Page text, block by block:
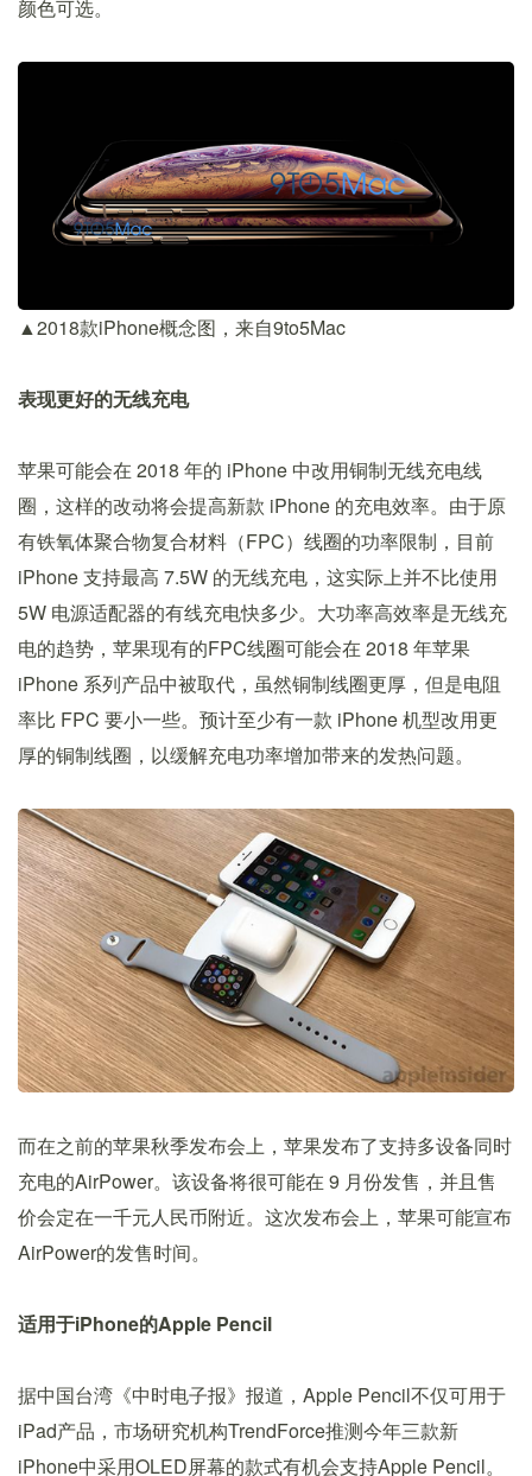
颜色可选。
▲2018款iPhone概念图，来自9to5Mac
表现更好的无线充电
苹果可能会在 2018 年的 iPhone 中改用铜制无线充电线
圈，这样的改动将会提高新款 iPhone 的充电效率。由于原
有铁氧体聚合物复合材料（FPC）线圈的功率限制，目前
iPhone 支持最高 7.5W 的无线充电，这实际上并不比使用
5W 电源适配器的有线充电快多少。大功率高效率是无线充
电的趋势，苹果现有的FPC线圈可能会在 2018 年苹果
iPhone 系列产品中被取代，虽然铜制线圈更厚，但是电阻
率比 FPC 要小一些。预计至少有一款 iPhone 机型改用更
厚的铜制线圈，以缓解充电功率增加带来的发热问题。
而在之前的苹果秋季发布会上，苹果发布了支持多设备同时
充电的AirPower。该设备将很可能在 9 月份发售，并且售
价会定在一千元人民币附近。这次发布会上，苹果可能宣布
AirPower的发售时间。
适用于iPhone的Apple Pencil
据中国台湾《中时电子报》报道，Apple Pencil不仅可用于
iPad产品，市场研究机构TrendForce推测今年三款新
iPhone中采用OLED屏幕的款式有机会支持Apple Pencil。